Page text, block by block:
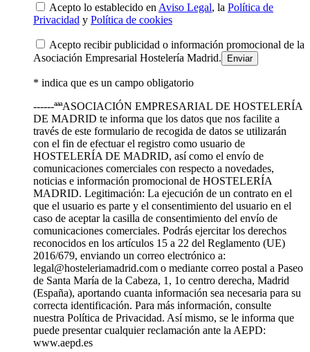
Acepto lo establecido en Aviso Legal, la Política de
Privacidad y Política de cookies
Acepto recibir publicidad o información promocional de la
Asociación Empresarial Hostelería Madrid.
* indica que es un campo obligatorio
------ªªªASOCIACIÓN EMPRESARIAL DE HOSTELERÍA
DE MADRID te informa que los datos que nos facilite a
través de este formulario de recogida de datos se utilizarán
con el fin de efectuar el registro como usuario de
HOSTELERÍA DE MADRID, así como el envío de
comunicaciones comerciales con respecto a novedades,
noticias e información promocional de HOSTELERÍA
MADRID. Legitimación: La ejecución de un contrato en el
que el usuario es parte y el consentimiento del usuario en el
caso de aceptar la casilla de consentimiento del envío de
comunicaciones comerciales. Podrás ejercitar los derechos
reconocidos en los artículos 15 a 22 del Reglamento (UE)
2016/679, enviando un correo electrónico a:
legal@hosteleriamadrid.com o mediante correo postal a Paseo
de Santa María de la Cabeza, 1, 1o centro derecha, Madrid
(España), aportando cuanta información sea necesaria para su
correcta identificación. Para más información, consulte
nuestra Política de Privacidad. Así mismo, se le informa que
puede presentar cualquier reclamación ante la AEPD:
www.aepd.es